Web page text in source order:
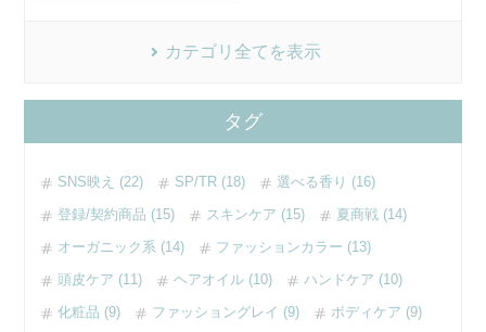
カテゴリ全てを表示
タグ
SNS映え (22) SP/TR (18)
選べる香り (16)
登録/契約商品 (15)
スキンケア (15)
夏商戦 (14)
オーガニック系 (14)
ファッションカラー (13)
頭皮ケア (11)
ヘアオイル (10)
ハンドケア (10)
化粧品 (9)
ファッショングレイ (9)
ボディケア (9)